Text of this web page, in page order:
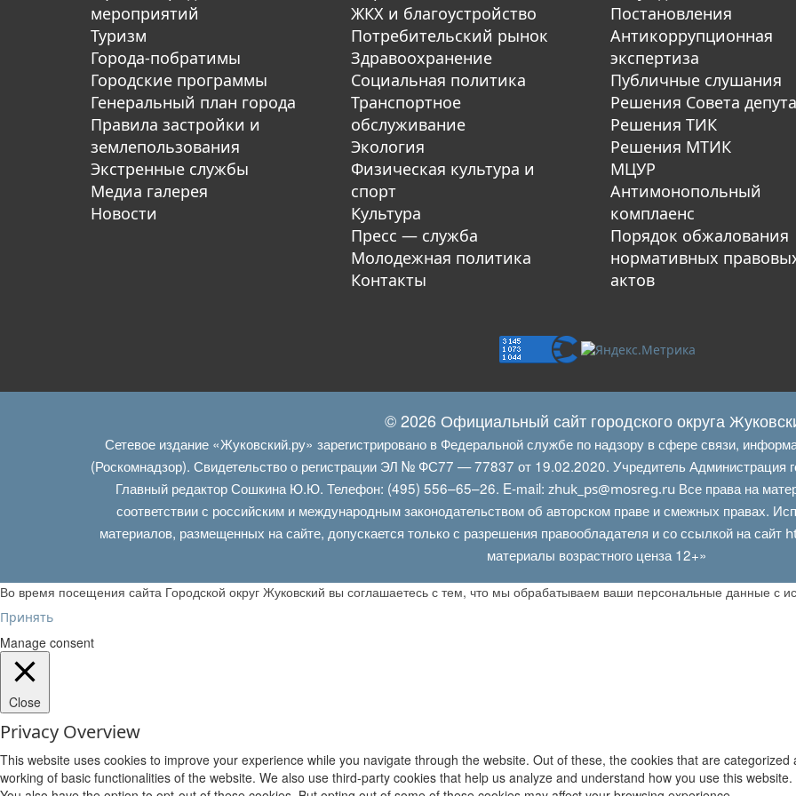
мероприятий
Туризм
Города-побратимы
Городские программы
Генеральный план города
Правила застройки и
землепользования
Экстренные службы
Медиа галерея
Новости
ЖКХ и благоустройство
Потребительский рынок
Здравоохранение
Социальная политика
Транспортное
обслуживание
Экология
Физическая культура и
спорт
Культура
Пресс — служба
Молодежная политика
Контакты
Постановления
Антикоррупционная
экспертиза
Публичные слушания
Решения Совета
Решения ТИК
Решения МТИК
МЦУР
Антимонопольный
комплаенс
Порядок обжалования
нормативных
актов
© 2026 Официальный сайт городского округа
Сетевое издание «Жуковский.ру» зарегистрировано в Федеральной службе по надзору в сфере связи,
(Роскомнадзор). Свидетельство о регистрации ЭЛ № ФС77 — 77837 от 19.02.2020. Учредитель Администрация
Главный редактор Сошкина Ю.Ю. Телефон: (495) 556–65–26. E‑mail: zhuk_ps@mosreg.ruВсе права на
соответствии с российским и международным законодательством об авторском праве и смежных правах.
материалов, размещенных на сайте, допускается только с разрешения правообладателя и со ссылкой на сайт
материалы возрастного ценза 12+»
Во время посещения сайта Городской округ Жуковский вы соглашаетесь с тем, что мы обрабатываем ваши персональные данные с
Принять
Manage consent
Close
Privacy Overview
This website uses cookies to improve your experience while you navigate through the website. Out of these, the cookies that are
working of basic functionalities of the website. We also use third-party cookies that help us analyze and understand how you use this